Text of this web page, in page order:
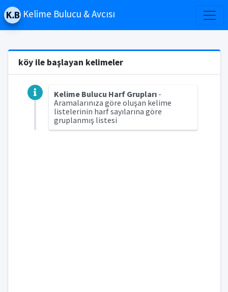
Kelime Bulucu & Avcısı
köy ile başlayan kelimeler
Kelime Bulucu Harf Grupları-
Aramalarınıza göre oluşan kelime
listelerinin harf sayılarına göre
gruplanmış listesi